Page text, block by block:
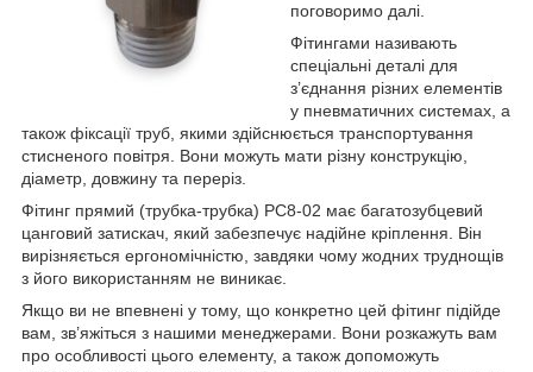
поговоримо далі.
Фітингами називають
спеціальні деталі для
з’єднання різних елементів
у пневматичних системах, а
також фіксації труб, якими здійснюється транспортування
стисненого повітря. Вони можуть мати різну конструкцію,
діаметр, довжину та переріз.
Фітинг прямий (трубка-трубка) PC8-02 має багатозубцевий
цанговий затискач, який забезпечує надійне кріплення. Він
вирізняється ергономічністю, завдяки чому жодних труднощів
з його використанням не виникає.
Якщо ви не впевнені у тому, що конкретно цей фітинг підійде
вам, зв’яжіться з нашими менеджерами. Вони розкажуть вам
про особливості цього елементу, а також допоможуть